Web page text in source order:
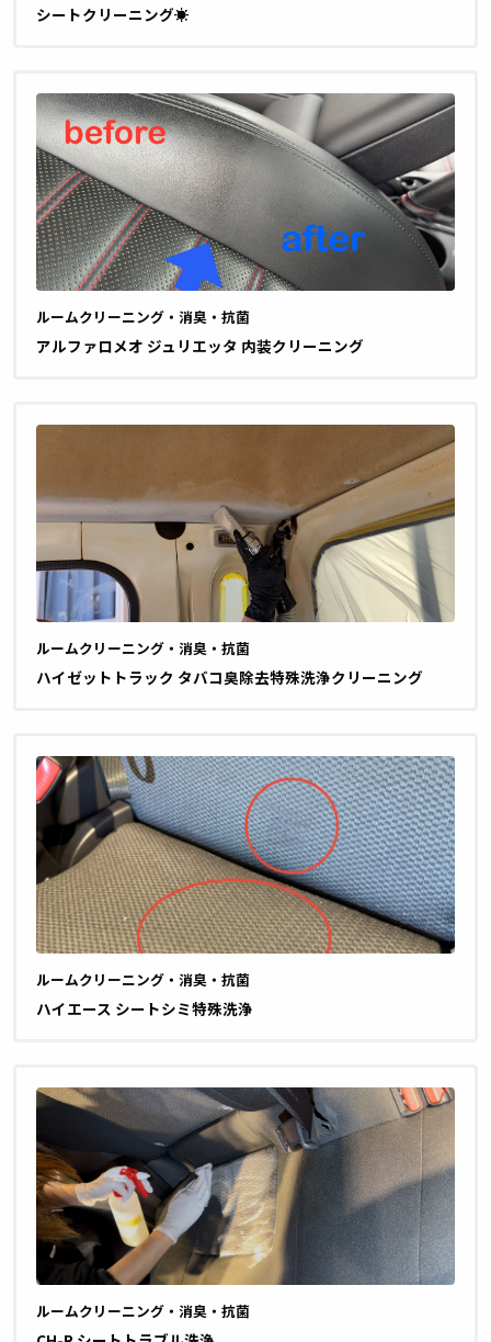
シートクリーニング☀️
ルームクリーニング・消臭・抗菌
アルファロメオ ジュリエッタ 内装クリーニング
ルームクリーニング・消臭・抗菌
ハイゼットトラック タバコ臭除去特殊洗浄クリーニング
ルームクリーニング・消臭・抗菌
ハイエース シートシミ特殊洗浄
ルームクリーニング・消臭・抗菌